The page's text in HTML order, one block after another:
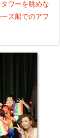
ワーを眺めな
ズ船でのアフ